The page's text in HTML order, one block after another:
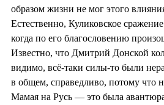
образом жизни не мог этого
Естественно, Куликовское
когда по его благословению
Известно, что Дмитрий Донской
видимо, всё-таки силы-то были
в общем, справедливо, потому что
Мамая на Русь — это была